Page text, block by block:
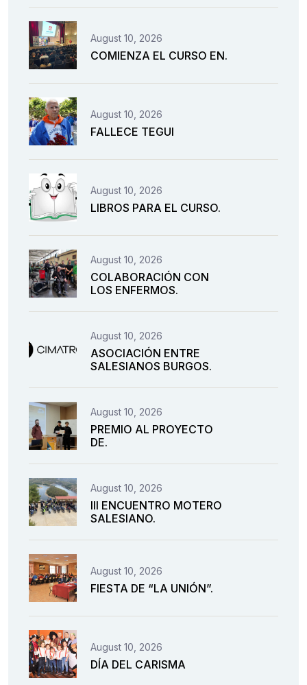
August 10, 2026
COMIENZA EL CURSO EN.
August 10, 2026
FALLECE TEGUI
August 10, 2026
LIBROS PARA EL CURSO.
August 10, 2026
COLABORACIÓN CON
LOS ENFERMOS.
August 10, 2026
ASOCIACIÓN ENTRE
SALESIANOS BURGOS.
August 10, 2026
PREMIO AL PROYECTO
DE.
August 10, 2026
III ENCUENTRO MOTERO
SALESIANO.
August 10, 2026
FIESTA DE “LA UNIÓN”.
August 10, 2026
DÍA DEL CARISMA